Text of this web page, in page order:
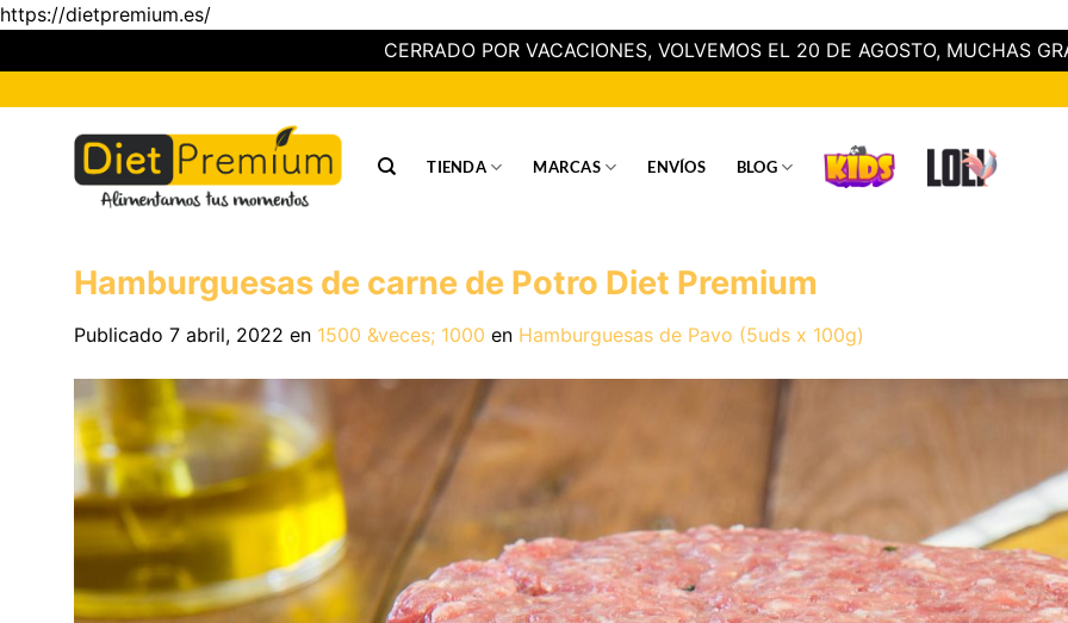
https://dietpremium.es/
CERRADO POR VACACIONES, VOLVEMOS EL 20 DE AGOSTO, MUCHAS
al
contenido
TIENDA MARCAS ENVÍOS BLOG
Hamburguesas de carne de Potro Diet Premium
Publicado 7 abril, 2022 en 1500 &veces; 1000 en Hamburguesas de Pavo (5uds x 100g)